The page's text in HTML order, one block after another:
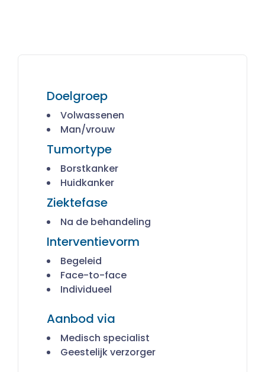
Doelgroep
Volwassenen
Man/vrouw
Tumortype
Borstkanker
Huidkanker
Ziektefase
Na de behandeling
Interventievorm
Begeleid
Face-to-face
Individueel
Aanbod via
Medisch specialist
Geestelijk verzorger